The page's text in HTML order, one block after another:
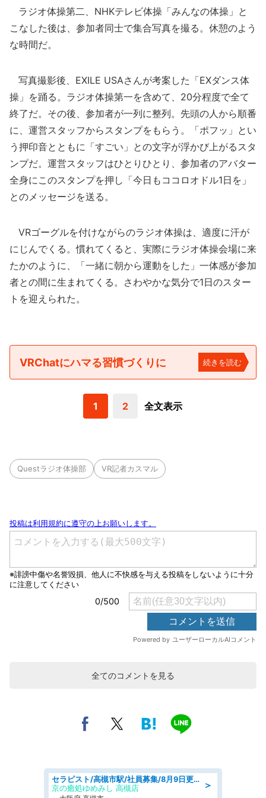
ラジオ体操第二、NHKテレビ体操「みんなの体操」と
こなした後は、参加者同士で集合写真を撮る。休憩のよう
な時間だ。
写真撮影後、EXILE USAさんが考案した「EXダンス体
操」を踊る。ラジオ体操第一を含めて、20分程度で全て
終了だ。その後、参加者が一列に整列。先頭の人から順番
に、運営スタッフからスタンプをもらう。「ポフッ」とい
う押印音とともに「すごい」との文字が浮かび上がるスタ
ンプだ。運営スタッフはひとりひとり、参加者のアバター
全身にこのスタンプを押し「今日もココロオドル1日を」
とのメッセージを送る。
VRゴーグルを付けながらのラジオ体操は、適度に汗が
にじんでくる。慣れてくると、実際にラジオ体操会場に来
たかのように、「一緒に朝から運動をした」一体感が参加
者との間に生まれてくる。さわやかな気分で1日のスター
トを迎えられた。
VRChatにハマる習慣づくりに 続きを読む
1 2 全文表示
Questラジオ体操部 VR記者カスマル
全てのコメントを見る
＞
セラピスト/高槻市駅/社員募集/8月9日更新
京の癒処ゆめみし 高槻店